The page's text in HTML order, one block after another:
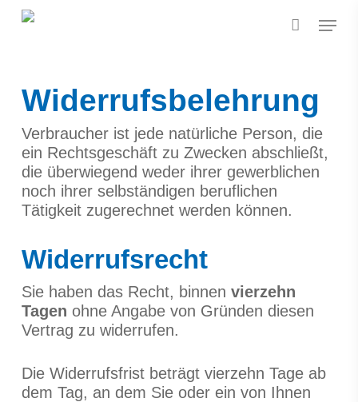
Skip
Menu
Widerrufsbelehrung
Verbraucher ist jede natürliche Person, die
ein Rechtsgeschäft zu Zwecken abschließt,
die überwiegend weder ihrer gewerblichen
noch ihrer selbständigen beruflichen
Tätigkeit zugerechnet werden können.
Widerrufsrecht
Sie haben das Recht, binnen vierzehn
Tagen ohne Angabe von Gründen diesen
Vertrag zu widerrufen.
Die Widerrufsfrist beträgt vierzehn Tage ab
dem Tag, an dem Sie oder ein von Ihnen